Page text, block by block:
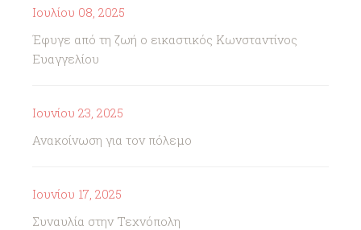
Ιουλίου 08, 2025
Έφυγε από τη ζωή ο εικαστικός Κωνσταντίνος
Ευαγγελίου
Ιουνίου 23, 2025
Ανακοίνωση για τον πόλεμο
Ιουνίου 17, 2025
Συναυλία στην Τεχνόπολη